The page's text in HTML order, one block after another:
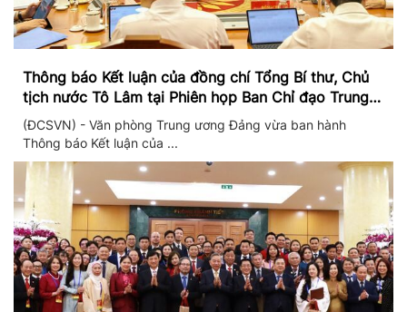
Thông báo Kết luận của đồng chí Tổng Bí thư, Chủ
tịch nước Tô Lâm tại Phiên họp Ban Chỉ đạo Trung
ương thực hiện Nghị quyết 57
(ĐCSVN) - Văn phòng Trung ương Đảng vừa ban hành
Thông báo Kết luận của ...